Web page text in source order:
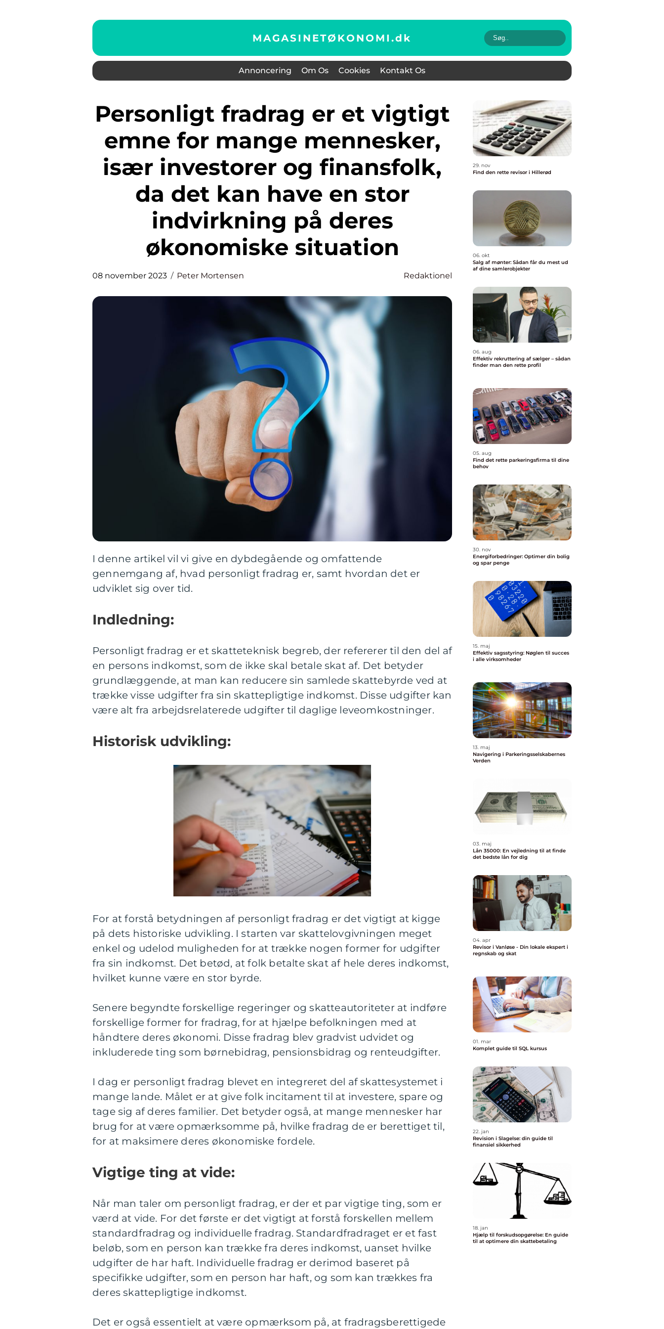
MAGASINETØKONOMI.dk
Annoncering Om Os Cookies Kontakt Os
Personligt fradrag er et vigtigt
emne for mange mennesker,
især investorer og finansfolk,
da det kan have en stor
indvirkning på deres
økonomiske situation
08 november 2023 Peter Mortensen Redaktionel
I denne artikel vil vi give en dybdegående og omfattende
gennemgang af, hvad personligt fradrag er, samt hvordan det er
udviklet sig over tid.
Indledning:
Personligt fradrag er et skatteteknisk begreb, der refererer til den del af
en persons indkomst, som de ikke skal betale skat af. Det betyder
grundlæggende, at man kan reducere sin samlede skattebyrde ved at
trække visse udgifter fra sin skattepligtige indkomst. Disse udgifter kan
være alt fra arbejdsrelaterede udgifter til daglige leveomkostninger.
Historisk udvikling:
For at forstå betydningen af personligt fradrag er det vigtigt at kigge
på dets historiske udvikling. I starten var skattelovgivningen meget
enkel og udelod muligheden for at trække nogen former for udgifter
fra sin indkomst. Det betød, at folk betalte skat af hele deres indkomst,
hvilket kunne være en stor byrde.
Senere begyndte forskellige regeringer og skatteautoriteter at indføre
forskellige former for fradrag, for at hjælpe befolkningen med at
håndtere deres økonomi. Disse fradrag blev gradvist udvidet og
inkluderede ting som børnebidrag, pensionsbidrag og renteudgifter.
I dag er personligt fradrag blevet en integreret del af skattesystemet i
mange lande. Målet er at give folk incitament til at investere, spare og
tage sig af deres familier. Det betyder også, at mange mennesker har
brug for at være opmærksomme på, hvilke fradrag de er berettiget til,
for at maksimere deres økonomiske fordele.
Vigtige ting at vide:
Når man taler om personligt fradrag, er der et par vigtige ting, som er
værd at vide. For det første er det vigtigt at forstå forskellen mellem
standardfradrag og individuelle fradrag. Standardfradraget er et fast
beløb, som en person kan trække fra deres indkomst, uanset hvilke
udgifter de har haft. Individuelle fradrag er derimod baseret på
specifikke udgifter, som en person har haft, og som kan trækkes fra
deres skattepligtige indkomst.
Det er også essentielt at være opmærksom på, at fradragsberettigede
29. nov
Find den rette revisor i Hillerød
06. okt
Salg af mønter: Sådan får du mest ud
af dine samlerobjekter
06. aug
Effektiv rekruttering af sælger – sådan
finder man den rette profil
05. aug
Find det rette parkeringsfirma til dine
behov
30. nov
Energiforbedringer: Optimer din bolig
og spar penge
15. maj
Effektiv sagsstyring: Nøglen til succes
i alle virksomheder
13. maj
Navigering i Parkeringsselskabernes
Verden
03. maj
Lån 35000: En vejledning til at finde
det bedste lån for dig
04. apr
Revisor i Vanløse - Din lokale ekspert i
regnskab og skat
01. mar
Komplet guide til SQL kursus
22. jan
Revision i Slagelse: din guide til
finansiel sikkerhed
18. jan
Hjælp til forskudsopgørelse: En guide
til at optimere din skattebetaling